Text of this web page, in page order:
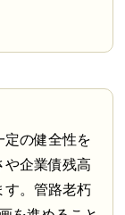
定の健全性を
や企業債残高
す。管路老朽